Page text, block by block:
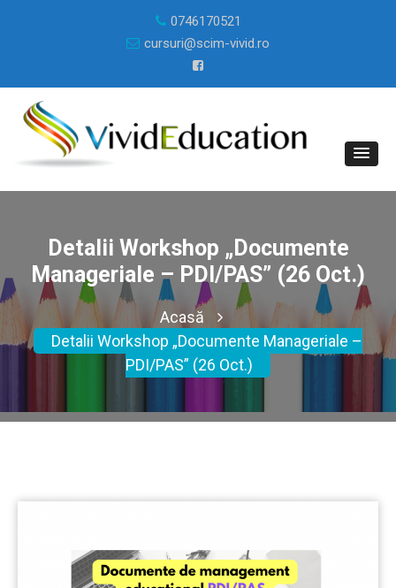
0746170521
cursuri@scim-vivid.ro
Detalii Workshop „Documente
Manageriale – PDI/PAS” (26 Oct.)
Acasă
Detalii Workshop „Documente Manageriale –
PDI/PAS” (26 Oct.)